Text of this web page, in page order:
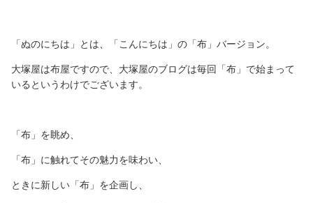
「ぬのにちは」とは、「こんにちは」の「布」バージョン。
大塚屋は布屋ですので、大塚屋のブログは毎回「布」で始まって
いるというわけでございます。
「布」を眺め、
「布」に触れてその魅力を味わい、
ときに新しい「布」を企画し、